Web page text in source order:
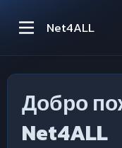
Net4ALL
Добро
Net4ALL